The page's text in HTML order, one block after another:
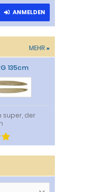
ANMELDEN
MEHR»
135cm
super, der